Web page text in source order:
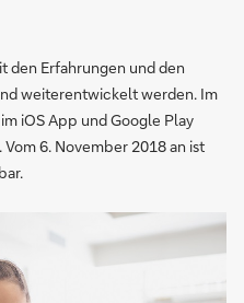
den Erfahrungen und den
weiterentwickelt werden. Im
iOS App und Google Play
6. November 2018 an ist